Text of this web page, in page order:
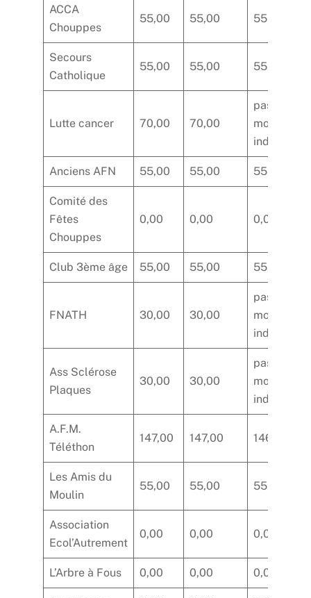
ACCA
Chouppes
55,00 55,00 55,00
Secours
Catholique
55,00 55,00 55,00
Lutte cancer 70,00 70,00
pas de
montant
indiqué
Anciens AFN 55,00 55,00 55,00
Comité des
Fêtes
Chouppes
0,00 0,00 0,00
Club 3ème âge 55,00 55,00 55,00
FNATH 30,00 30,00
pas de
montant
indiqué
Ass Sclérose
Plaques
30,00 30,00
pas de
montant
indiqué
A.F.M.
Téléthon
147,00 147,00 146,60
Les Amis du
Moulin
55,00 55,00 55,00
Association
Ecol’Autrement
0,00 0,00 0,00
L’Arbre à Fous 0,00 0,00 0,00